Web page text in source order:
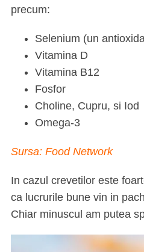
precum:
Selenium (un
Vitamina D
Vitamina B12
Fosfor
Choline, Cupru, si Iod
Omega-3
Sursa: Food Network
In cazul crevetilor este
ca lucrurile bune vin in
Chiar minuscul am putea